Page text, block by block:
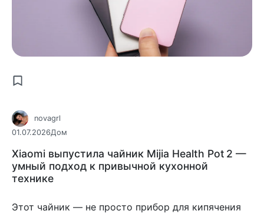
novagrl
01.07.2026Дом
Xiaomi выпустила чайник Mijia Health Pot 2 —
умный подход к привычной кухонной
технике
Этот чайник — не просто прибор для кипячения